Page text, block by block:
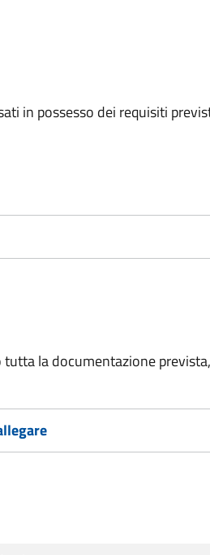
in possesso dei requisiti
la documentazione